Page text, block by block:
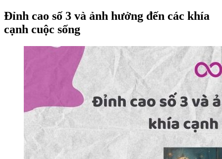
Đỉnh cao số 3 và ảnh hưởng đến các khía
cạnh cuộc sống